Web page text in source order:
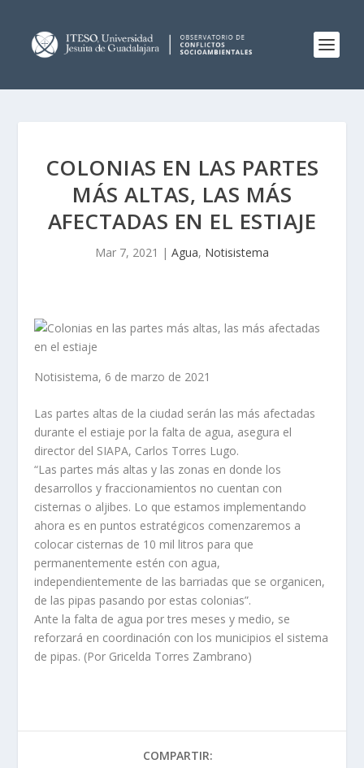
COLONIAS EN LAS PARTES
MÁS ALTAS, LAS MÁS
AFECTADAS EN EL ESTIAJE
Mar 7, 2021 | Agua, Notisistema
Notisistema, 6 de marzo de 2021
Las partes altas de la ciudad serán las más afectadas
durante el estiaje por la falta de agua, asegura el
director del SIAPA, Carlos Torres Lugo.
“Las partes más altas y las zonas en donde los
desarrollos y fraccionamientos no cuentan con
cisternas o aljibes. Lo que estamos implementando
ahora es en puntos estratégicos comenzaremos a
colocar cisternas de 10 mil litros para que
permanentemente estén con agua,
independientemente de las barriadas que se organicen,
de las pipas pasando por estas colonias”.
Ante la falta de agua por tres meses y medio, se
reforzará en coordinación con los municipios el sistema
de pipas. (Por Gricelda Torres Zambrano)
COMPARTIR: